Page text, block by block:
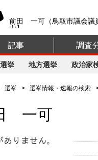
前田 一可（鳥取市議会議
山】
記事 調査
挙 地方選挙 政治家
選挙 > 選挙情報・速報の検索
一可